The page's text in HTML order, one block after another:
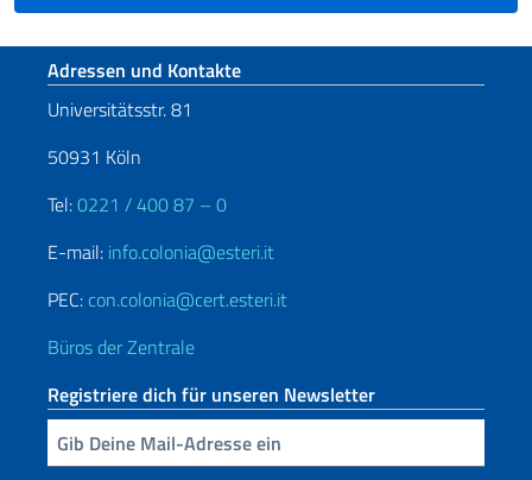
Fußbereich
Adressen und Kontakte
Universitätsstr. 81
50931 Köln
Tel:0221 / 400 87 – 0
E-mail: info.colonia@esteri.it
PEC: con.colonia@cert.esteri.it
Büros der Zentrale
Registriere dich für unseren Newsletter
Geben Sie Ihre E-Mail ein